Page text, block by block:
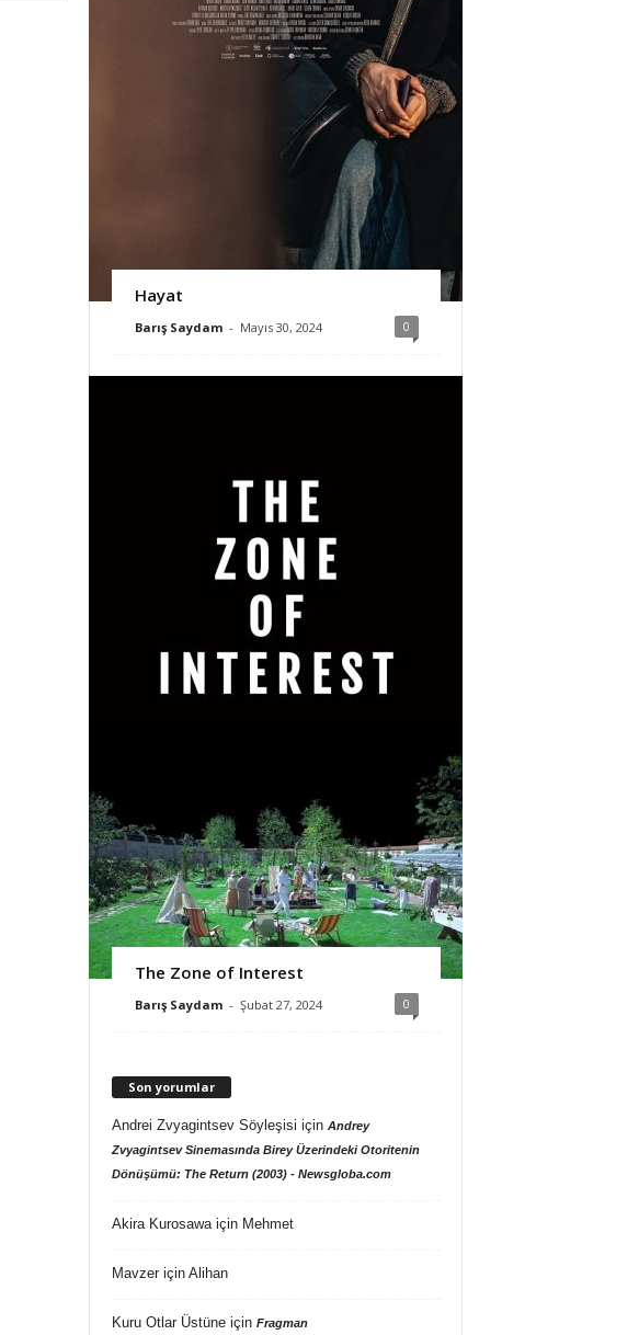
Hayat
Barış Saydam - Mayıs 30, 2024 0
The Zone of Interest
Barış Saydam - Şubat 27, 2024 0
Son yorumlar
Andrei Zvyagintsev Söyleşisi için Andrey
Zvyagintsev Sinemasında Birey Üzerindeki Otoritenin
Dönüşümü: The Return (2003) - Newsgloba.com
Akira Kurosawaiçin Mehmet
Mavzeriçin Alihan
Kuru Otlar Üstüneiçin Fragman